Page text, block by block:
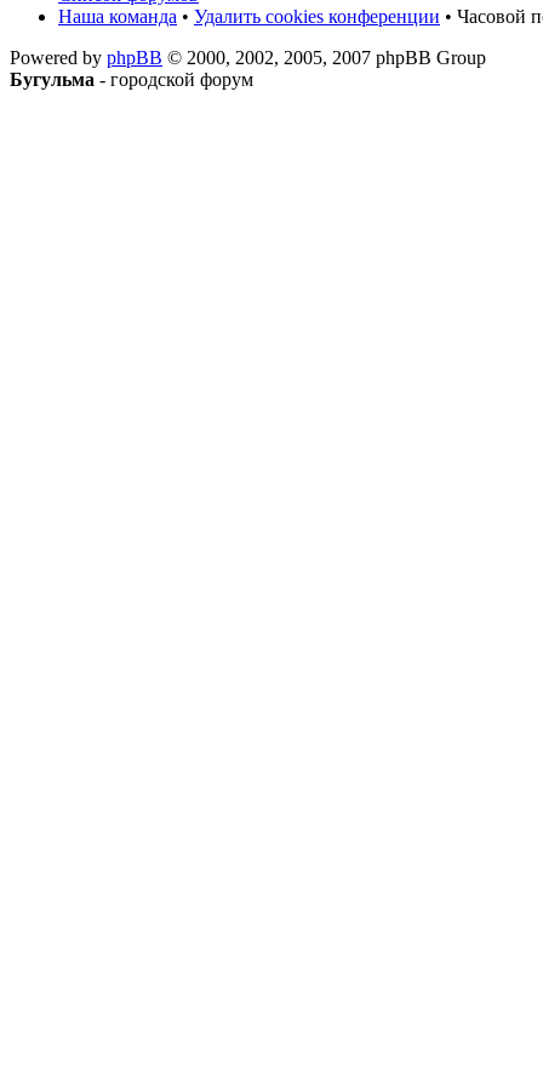
Наша команда • Удалить cookies конференции • Часовой
Powered by phpBB © 2000, 2002, 2005, 2007 phpBB Group
Бугульма - городской форум